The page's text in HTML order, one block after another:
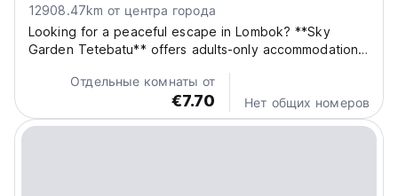
12908.47km от центра города
Looking for a peaceful escape in Lombok? **Sky
Garden Tetebatu** offers adults-only accommodations
terrace with stunning inner courtyard views.
Convenient free private parking is available on-site.
Enjoy...
Отдельные комнаты от
€7.70 Нет общих номеров